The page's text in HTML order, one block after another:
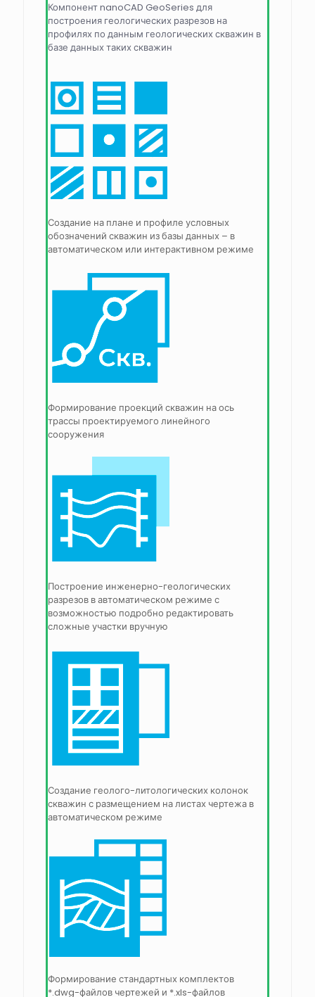
Компонент nanoCAD GeoSeries для
построения геологических разрезов на
профилях по данным геологических скважин в
базе данных таких скважин
Создание на плане и профиле условных
обозначений скважин из базы данных – в
автоматическом или интерактивном режиме
Формирование проекций скважин на ось
трассы проектируемого линейного
сооружения
Построение инженерно-геологических
разрезов в автоматическом режиме с
возможностью подробно редактировать
сложные участки вручную
Создание геолого-литологических колонок
скважин с размещением на листах чертежа в
автоматическом режиме
Формирование стандартных комплектов
*.dwg-файлов чертежей и *.xls-файлов